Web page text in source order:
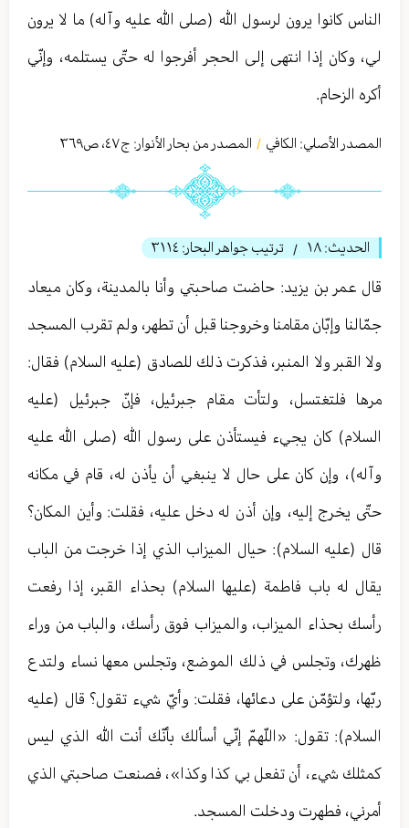
الناس كانوا يرون لرسول الله (صلى الله عليه وآله) ما لا يرون
لي، وكان إذا انتهى إلى الحجر أفرجوا له حتّى يستلمه، وإنّي
أكره الزحام.
المصدر الأصلي: الكافي / المصدر من بحار الأنوار: ج٤٧، ص٣٦٩
الحديث: ١٨ / ترتيب جواهر البحار: ٣١١٤
قال عمر بن يزيد: حاضت صاحبتي وأنا بالمدينة، وكان ميعاد
جمّالنا وإبّان مقامنا وخروجنا قبل أن تطهر، ولم تقرب المسجد
ولا القبر ولا المنبر، فذكرت ذلك للصادق (عليه السلام) فقال:
مرها فلتغتسل، ولتأت مقام جبرئيل، فإنّ جبرئيل (عليه
السلام) كان يجيء فيستأذن على رسول الله (صلى الله عليه
وآله)، وإن كان على حال لا ينبغي أن يأذن له، قام في مكانه
حتّى يخرج إليه، وإن أذن له دخل عليه، فقلت: وأين المكان؟
قال (عليه السلام): حيال الميزاب الذي إذا خرجت من الباب
يقال له باب فاطمة (عليها السلام) بحذاء القبر، إذا رفعت
رأسك بحذاء الميزاب، والميزاب فوق رأسك، والباب من وراء
ظهرك، وتجلس في ذلك الموضع، وتجلس معها نساء ولتدع
ربّها، ولتؤمّن على دعائها، فقلت: وأيّ شيء تقول؟ قال (عليه
السلام): تقول: «اللّهمّ إنّي أسألك بأنّك أنت الله الذي ليس
كمثلك شيء، أن تفعل بي كذا وكذا»، فصنعت صاحبتي الذي
أمرني، فطهرت ودخلت المسجد.